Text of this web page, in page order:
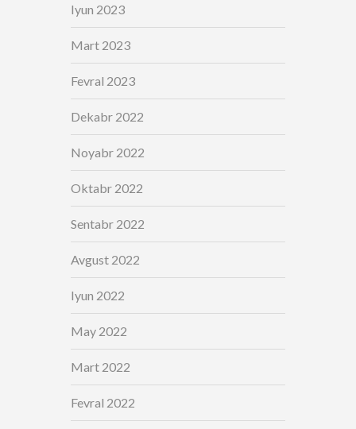
Iyun 2023
Mart 2023
Fevral 2023
Dekabr 2022
Noyabr 2022
Oktabr 2022
Sentabr 2022
Avgust 2022
Iyun 2022
May 2022
Mart 2022
Fevral 2022